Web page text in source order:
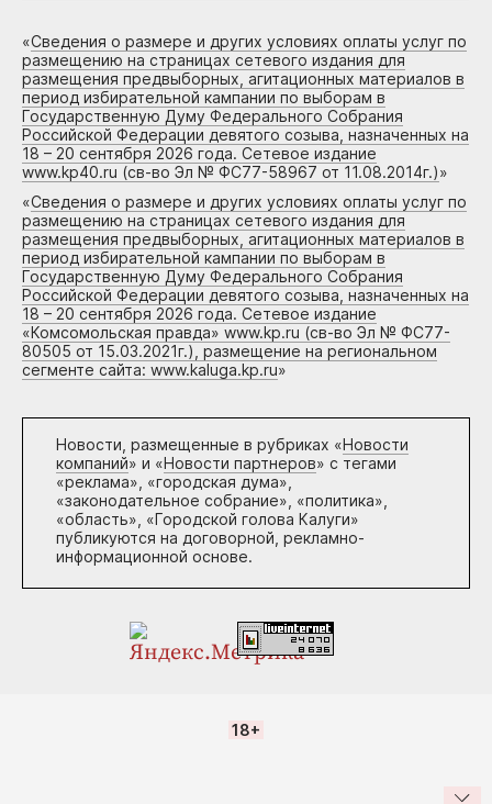
«Сведения о размере и других условиях оплаты услуг по
размещению на страницах сетевого издания для
размещения предвыборных, агитационных материалов в
период избирательной кампании по выборам в
Государственную Думу Федерального Собрания
Российской Федерации девятого созыва, назначенных на
18 – 20 сентября 2026 года. Сетевое издание
www.kp40.ru (св-во Эл № ФС77-58967 от 11.08.2014г.)»
«Сведения о размере и других условиях оплаты услуг по
размещению на страницах сетевого издания для
размещения предвыборных, агитационных материалов в
период избирательной кампании по выборам в
Государственную Думу Федерального Собрания
Российской Федерации девятого созыва, назначенных на
18 – 20 сентября 2026 года. Сетевое издание
«Комсомольская правда» www.kp.ru (св-во Эл № ФС77-
80505 от 15.03.2021г.), размещение на региональном
сегменте сайта: www.kaluga.kp.ru»
Новости, размещенные в рубриках «Новости
компаний» и «Новости партнеров» с тегами
«реклама», «городская дума»,
«законодательное собрание», «политика»,
«область», «Городской голова Калуги»
публикуются на договорной, рекламно-
информационной основе.
18+